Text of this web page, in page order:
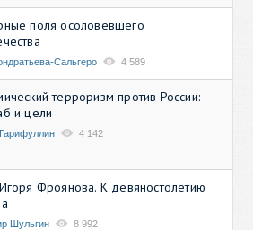
поля осоловевшего
Сальгеро 4 589
терроризм против России:
и цели
4 142
Фроянова. К девяностолетию
Шульгин 8 992